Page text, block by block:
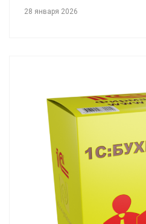
28 января 2026
Смотреть